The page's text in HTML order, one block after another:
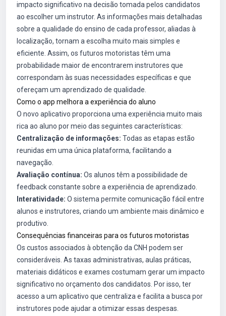
impacto significativo na decisão tomada pelos candidatos
ao escolher um instrutor. As informações mais detalhadas
sobre a qualidade do ensino de cada professor, aliadas à
localização, tornam a escolha muito mais simples e
eficiente. Assim, os futuros motoristas têm uma
probabilidade maior de encontrarem instrutores que
correspondam às suas necessidades específicas e que
ofereçam um aprendizado de qualidade.
Como o app melhora a experiência do aluno
O novo aplicativo proporciona uma experiência muito mais
rica ao aluno por meio das seguintes características:
Centralização de informações: Todas as etapas estão
reunidas em uma única plataforma, facilitando a
navegação.
Avaliação contínua: Os alunos têm a possibilidade de
feedback constante sobre a experiência de aprendizado.
Interatividade: O sistema permite comunicação fácil entre
alunos e instrutores, criando um ambiente mais dinâmico e
produtivo.
Consequências financeiras para os futuros motoristas
Os custos associados à obtenção da CNH podem ser
consideráveis. As taxas administrativas, aulas práticas,
materiais didáticos e exames costumam gerar um impacto
significativo no orçamento dos candidatos. Por isso, ter
acesso a um aplicativo que centraliza e facilita a busca por
instrutores pode ajudar a otimizar essas despesas.